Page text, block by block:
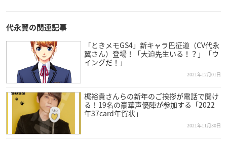
代永翼の関連記事
「ときメモGS4」新キャラ巴征道（CV代永
翼さん）登場！「大迫先生いる！？」「ウ
イングだ！」
2021年12月01日
梶裕貴さんらの新年のご挨拶が電話で聞け
る！19名の豪華声優陣が参加する「2022
年37card年賀状」
2021年11月30日